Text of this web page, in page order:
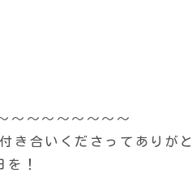
〜〜〜〜〜〜〜〜
き合いくださってありが
を！